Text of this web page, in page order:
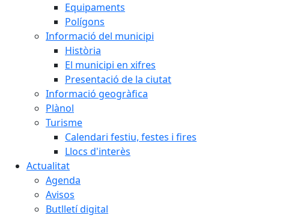
Equipaments
Polígons
Informació del municipi
Història
El municipi en xifres
Presentació de la ciutat
Informació geogràfica
Plànol
Turisme
Calendari festiu, festes i fires
Llocs d'interès
Actualitat
Agenda
Avisos
Butlletí digital